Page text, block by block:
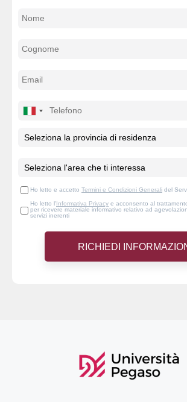
Ho letto e accetto Termini e Condizioni Generali del
Ho letto l'Informativa Privacy e acconsento al
per ricevere materiale informativo relativo ad
servizi inerenti